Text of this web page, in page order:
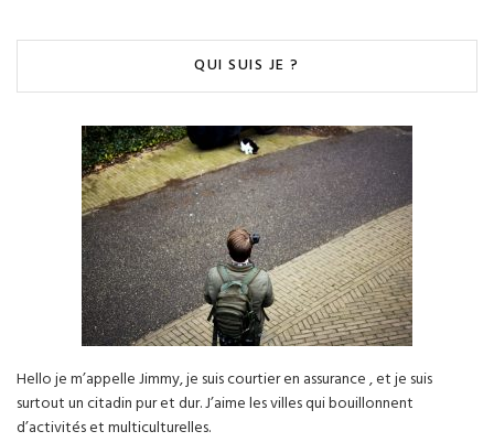
QUI SUIS JE ?
Hello je m’appelle Jimmy, je suis courtier en assurance , et je suis
surtout un citadin pur et dur. J’aime les villes qui bouillonnent
d’activités et multiculturelles.